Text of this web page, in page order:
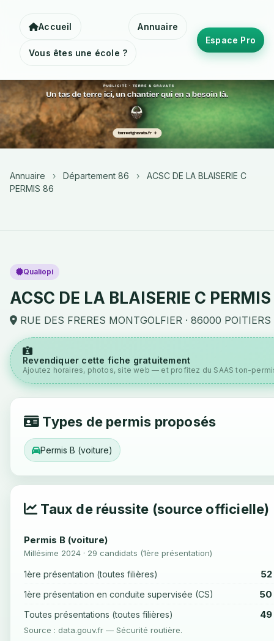
Accueil Annuaire
Vous êtes une école ?
Espace Pro
Annuaire › Département 86 ›
ACSC DE LA BLAISERIE C
PERMIS 86
Qualiopi
ACSC DE LA BLAISERIE C
RUE DES FRERES MONTGOLFIER · 86000 POITIERS
Revendiquer cette fiche gratuitement
Ajoutez horaires, photos, site web — et profitez du SAAS ton-
Types de permis proposés
Permis B (voiture)
Taux de réussite (source officielle)
Permis B (voiture)
Millésime 2024 · 29 candidats (1ère présentation)
1ère présentation (toutes filières)
1ère présentation en conduite supervisée (CS) 50
Toutes présentations (toutes filières) 49
Source : data.gouv.fr — Sécurité routière.